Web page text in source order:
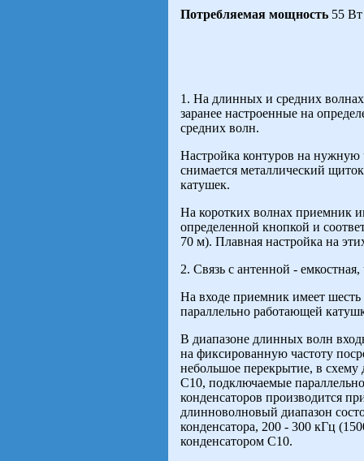
Потребляемая мощность 55
1. На длинных и средних
заранее настроенные на
средних волн.
Настройка контуров на нужную
снимается металлический
катушек.
На коротких волнах приемник
определенной кнопкой и
70 м). Плавная настройка на
2. Связь с антенной -
На входе приемник имеет
параллельно работающей
В диапазоне длинных волн
на фиксированную частоту
небольшое перекрытие, в схему
С10, подключаемые
конденсаторов производится
длинноволновый диапазон
конденсатора, 200 - 300 кГц
конденсатором С10.